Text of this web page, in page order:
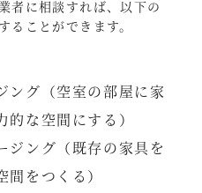
者に相談すれば、以下の
ることができます。
ング（空室の部屋に家
な空間にする）
ジング（既存の家具を
をつくる）